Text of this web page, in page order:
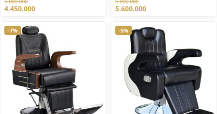
4.450.000 5.600.000
-7% -5%